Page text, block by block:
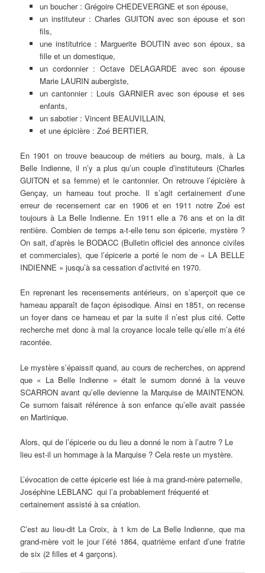
un boucher : Grégoire CHEDEVERGNE et son épouse,
un instituteur : Charles GUITON avec son épouse et son
fils,
une institutrice : Marguerite BOUTIN avec son époux, sa
fille et un domestique,
un cordonnier : Octave DELAGARDE avec son épouse
Marie LAURIN aubergiste,
un cantonnier : Louis GARNIER avec son épouse et ses
enfants,
un sabotier : Vincent BEAUVILLAIN,
et une épicière : Zoé BERTIER.
En 1901 on trouve beaucoup de métiers au bourg, mais, à La
Belle Indienne, il n’y a plus qu’un couple d’instituteurs (Charles
GUITON et sa femme) et le cantonnier. On retrouve l’épicière à
Gençay, un hameau tout proche. Il s’agit certainement d’une
erreur de recensement car en 1906 et en 1911 notre Zoé est
toujours à La Belle Indienne. En 1911 elle a 76 ans et on la dit
rentière. Combien de temps a-t-elle tenu son épicerie, mystère ?
On sait, d’après le BODACC (Bulletin officiel des annonce civiles
et commerciales), que l’épicerie a porté le nom de « LA BELLE
INDIENNE » jusqu’à sa cessation d’activité en 1970.
En reprenant les recensements antérieurs, on s’aperçoit que ce
hameau apparaît de façon épisodique. Ainsi en 1851, on recense
un foyer dans ce hameau et par la suite il n’est plus cité. Cette
recherche met donc à mal la croyance locale telle qu’elle m’a été
racontée.
Le mystère s’épaissit quand, au cours de recherches, on apprend
que « La Belle Indienne » était le surnom donné à la veuve
SCARRON avant qu’elle devienne la Marquise de MAINTENON.
Ce surnom faisait référence à son enfance qu’elle avait passée
en Martinique.
Alors, qui de l’épicerie ou du lieu a donné le nom à l’autre ? Le
lieu est-il un hommage à la Marquise ? Cela reste un mystère.
L’évocation de cette épicerie est liée à ma grand-mère paternelle,
Joséphine LEBLANC qui l’a probablement fréquenté et
certainement assisté à sa création.
C’est au lieu-dit La Croix, à 1 km de La Belle Indienne, que ma
grand-mère voit le jour l’été 1864, quatrième enfant d’une fratrie
de six (2 filles et 4 garçons).